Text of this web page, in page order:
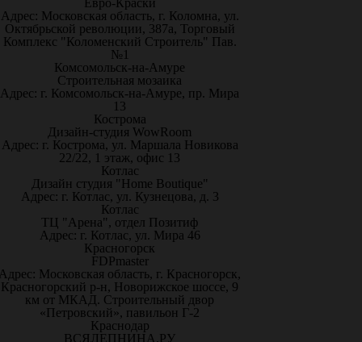
Евро-Краски
Адрес: Московская область, г. Коломна, ул.
Октябрьской революции, 387а, Торговый
Комплекс "Коломенский Строитель" Пав.
№1
Комсомольск-на-Амуре
Строительная мозаика
Адрес: г. Комсомольск-на-Амуре, пр. Мира
13
Кострома
Дизайн-студия WowRoom
Адрес: г. Кострома, ул. Маршала Новикова
22/22, 1 этаж, офис 13
Котлас
Дизайн студия "Home Boutique"
Адрес: г. Котлас, ул. Кузнецова, д. 3
Котлас
ТЦ "Арена", отдел Позитиф
Адрес: г. Котлас, ул. Мира 46
Красногорск
FDPmaster
Московская область, г. Красногорск,
Красногорский р-н, Новорижское шоссе, 9
км от МКАД. Строительный двор
«Петровский», павильон Г-2
Краснодар
ВСЯЛЕПНИНА.РУ